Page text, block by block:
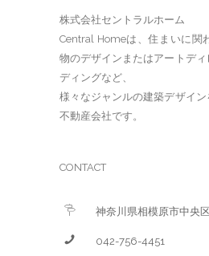
株式会社セントラルホーム
Central Homeは、住まいに関
物のデザインまたはアートデ
ディングなど、
様々なジャンルの建築デザイ
不動産会社です。
CONTACT
神奈川県相模原市中央
042-756-4451